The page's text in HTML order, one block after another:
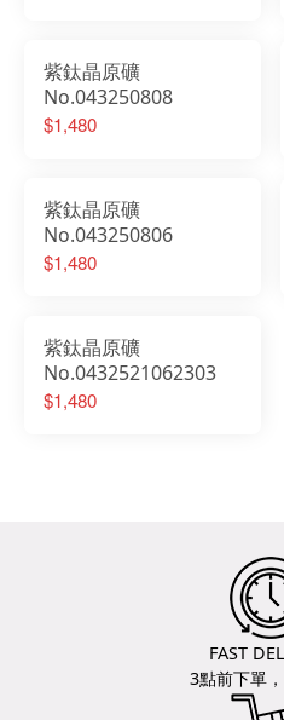
紫鈦晶原礦
No.043250808
$1,480
紫鈦晶原礦
No.043250806
$1,480
紫鈦晶原礦
No.0432521062303
$1,480
FAST
3點前下單